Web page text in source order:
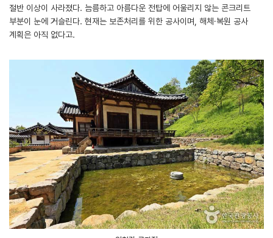
절반 이상이 사라졌다. 늠름하고 아름다운 전탑에 어울리지 않는 콘크리트
부분이 눈에 거슬린다. 현재는 보존처리를 위한 공사이며, 해체․복원 공사
계획은 아직 없다고.